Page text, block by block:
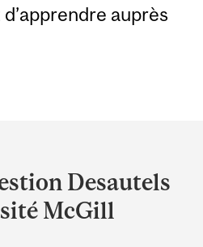
auprès
Desautels
McGill